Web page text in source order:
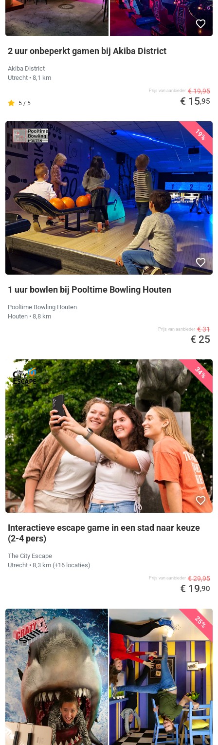
2 uur onbeperkt gamen bij Akiba District
Akiba District
Utrecht • 8,1 km
5 / 5
Prijs van aanbieder € 19,95
€ 15,95
19%
1 uur bowlen bij Pooltime Bowling Houten
Pooltime Bowling Houten
Houten • 8,8 km
Prijs van aanbieder € 31
€ 25
34%
Interactieve escape game in een stad naar keuze
(2-4 pers)
The City Escape
Utrecht • 8,3 km (+16 locaties)
Prijs van aanbieder € 29,95
€ 19,90
25%